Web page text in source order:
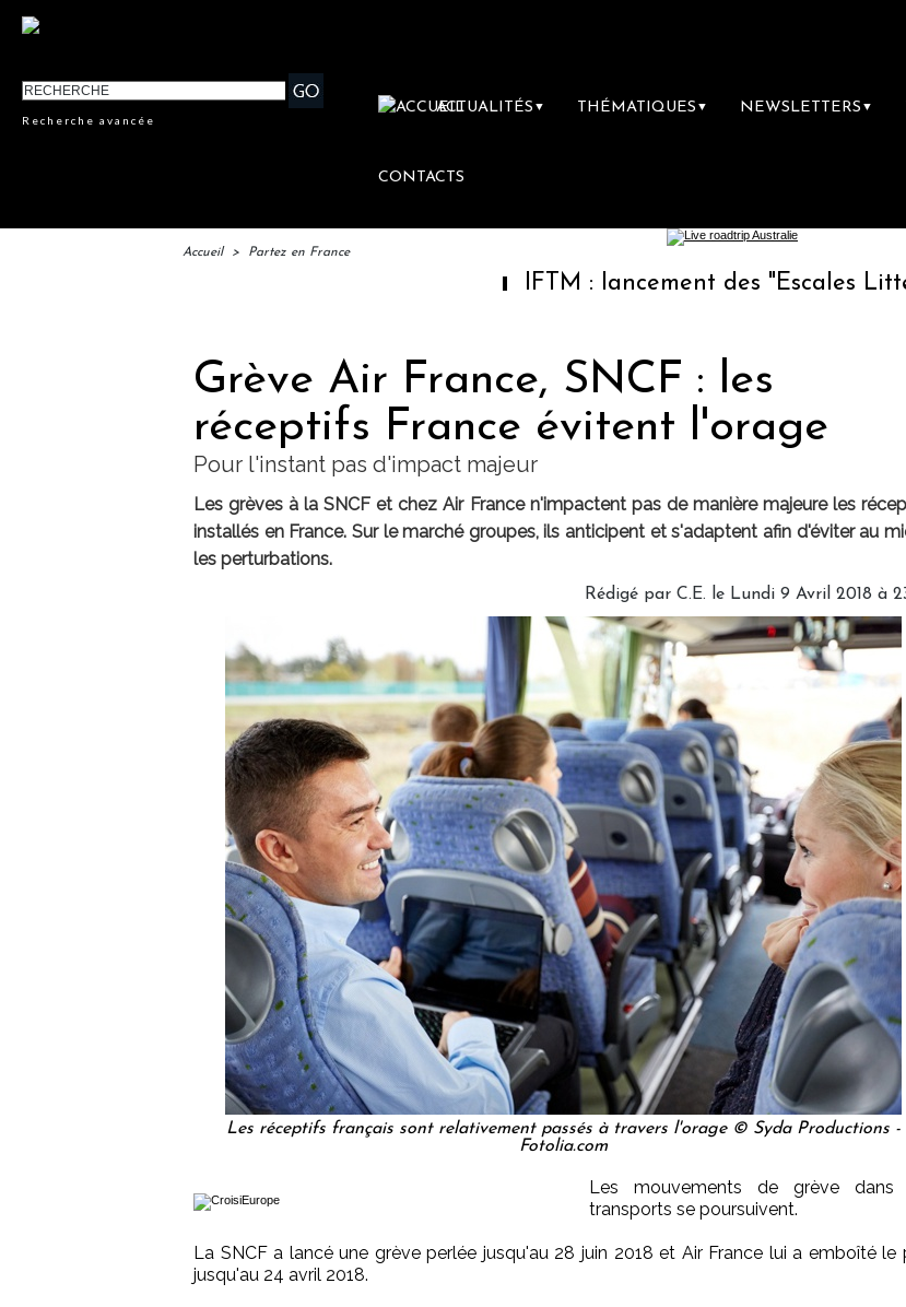
Recherche avancée
ACTUALITÉS ▼ THÉMATIQUES ▼ NEWSLETTERS ▼
CONTACTS
Accueil > Partez en France
IFTM : lancement des "Escales
Grève Air France, SNCF : les
réceptifs France évitent l'orage
Pour l'instant pas d'impact majeur
Les grèves à la SNCF et chez Air France n'impactent pas de manière majeure les
installés en France. Sur le marché groupes, ils anticipent et s'adaptent afin d'éviter au
les perturbations.
Rédigé par C.E. le Lundi 9 Avril 2018 à
Les réceptifs français sont relativement passés à travers l'orage © Syda Productions -
Fotolia.com
Les mouvements de grève dans
transports se poursuivent.
La SNCF a lancé une grève perlée jusqu'au 28 juin 2018 et Air France lui a emboîté le
jusqu'au 24 avril 2018.